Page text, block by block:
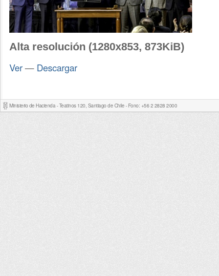
Alta resolución (1280x853, 873KiB)
Ver— Descargar
Ministerio de Hacienda - Teatinos 120, Santiago de Chile - Fono: +56 2 2828 2000